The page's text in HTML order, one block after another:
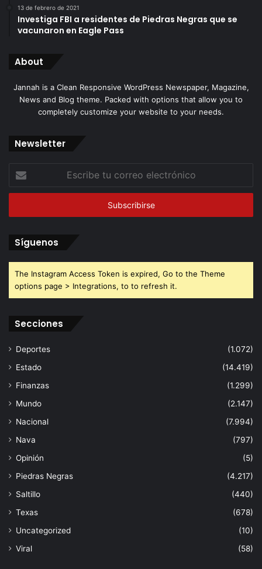
13 de febrero de 2021
Investiga FBI a residentes de Piedras Negras que se
vacunaron en Eagle Pass
About
Jannah is a Clean Responsive WordPress Newspaper, Magazine,
News and Blog theme. Packed with options that allow you to
completely customize your website to your needs.
Newsletter
correo
Síguenos
The Instagram Access Token is expired, Go to the Theme
options page > Integrations, to to refresh it.
Secciones
Deportes
(1.072)
Estado
(14.419)
Finanzas
(1.299)
Mundo
(2.147)
Nacional
(7.994)
Nava
(797)
Opinión
(5)
Piedras Negras
(4.217)
Saltillo
(440)
Texas
(678)
Uncategorized
(10)
Viral
(58)